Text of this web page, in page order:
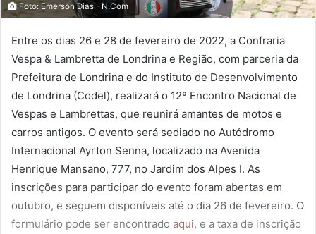
Foto: Emerson Dias - N.Com
Entre os dias 26 e 28 de fevereiro de 2022, a Confraria
Vespa & Lambretta de Londrina e Região, com parceria da
Prefeitura de Londrina e do Instituto de Desenvolvimento
de Londrina (Codel), realizará o 12º Encontro Nacional de
Vespas e Lambrettas, que reunirá amantes de motos e
carros antigos. O evento será sediado no Autódromo
Internacional Ayrton Senna, localizado na Avenida
Henrique Mansano, 777, no Jardim dos Alpes I. As
inscrições para participar do evento foram abertas em
outubro, e seguem disponíveis até o dia 26 de fevereiro. O
formulário pode ser encontrado aqui, e a taxa de inscrição